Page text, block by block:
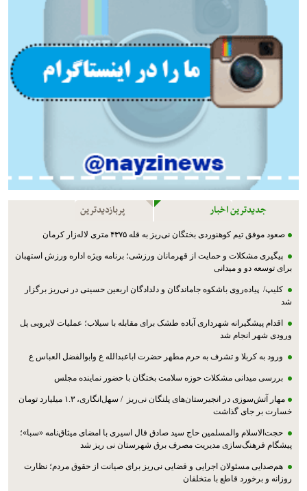
جدیدترین اخبار پربازدیدترین
صعود موفق تیم کوهنوردی بختگان نی‌ریز به قله ۴۳۷۵ متری لاله‌زار کرمان
پیگیری مشکلات و حمایت از قهرمانان ورزشی؛ برنامه ویژه اداره ورزش استهبان
برای توسعه دو و میدانی
کلیپ/ پیاده‌روی باشکوه جاماندگان و دلدادگان اربعین حسینی در نی‌ریز برگزار
شد
اقدام پیشگیرانه شهرداری آباده طشک برای مقابله با سیلاب؛ عملیات لایروبی پل
ورودی شهر انجام شد
ورود به کربلا و تشرف به حرم مطهر حضرت اباعبدالله ع وابوالفضل العباس ع
بررسی میدانی مشکلات حوزه سلامت بختگان با حضور نماینده مجلس
مهار آتش‌سوزی در انجیرستان‌های پلنگان نی‌ریز / سهل‌انگاری، ۱.۳ میلیارد تومان
خسارت بر جای گذاشت
حجت‌الاسلام والمسلمین حاج سید صادق فال اسیری با امضای میثاق‌نامه «سبا»؛
پیشگام فرهنگ‌سازی مدیریت مصرف برق شهرستان نی ریز شد
هم‌صدایی مسئولان اجرایی و قضایی نی‌ریز برای صیانت از حقوق مردم؛ نظارت
روزانه و برخورد قاطع با متخلفان